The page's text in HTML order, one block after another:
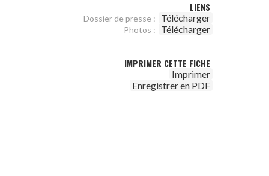
LIENS
Dossier de presse : Télécharger
Photos : Télécharger
IMPRIMER CETTE FICHE
Imprimer
Enregistrer en PDF